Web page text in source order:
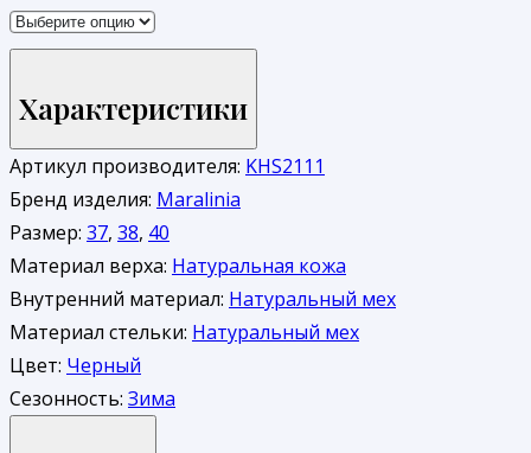
Характеристики
Артикул производителя: KHS2111
Бренд изделия: Maralinia
Размер: 37, 38, 40
Материал верха: Натуральная кожа
Внутренний материал: Натуральный мех
Материал стельки: Натуральный мех
Цвет: Черный
Сезонность: Зима